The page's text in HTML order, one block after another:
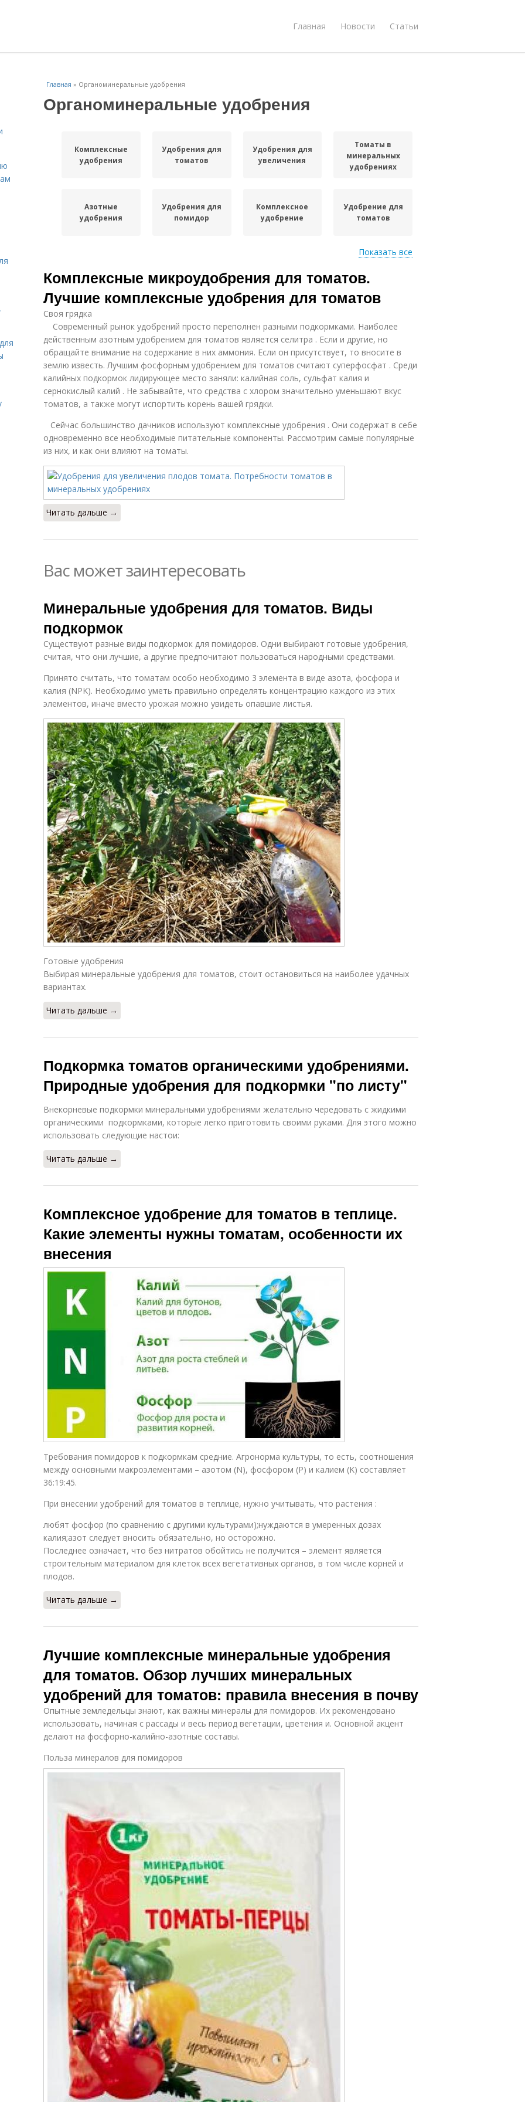
Главная Новости Статьи
Главная » Органоминеральные удобрения
Органоминеральные удобрения
Комплексные
удобрения
Удобрения для
томатов
Удобрения для
увеличения
Томаты в
минеральных
удобрениях
Азотные
удобрения
Удобрения для
помидор
Комплексное
удобрение
Удобрение для
томатов
Показать все
Комплексные микроудобрения для томатов.
Лучшие комплексные удобрения для томатов
Своя грядка
Современный рынок удобрений просто переполнен разными подкормками. Наиболее
действенным азотным удобрением для томатов является селитра . Если и другие, но
обращайте внимание на содержание в них аммония. Если он присутствует, то вносите в
землю известь. Лучшим фосфорным удобрением для томатов считают суперфосфат . Среди
калийных подкормок лидирующее место заняли: калийная соль, сульфат калия и
сернокислый калий . Не забывайте, что средства с хлором значительно уменьшают вкус
томатов, а также могут испортить корень вашей грядки.
Сейчас большинство дачников используют комплексные удобрения . Они содержат в себе
одновременно все необходимые питательные компоненты. Рассмотрим самые популярные
из них, и как они влияют на томаты.
Читать дальше →
Вас может заинтересовать
Минеральные удобрения для томатов. Виды
подкормок
Существуют разные виды подкормок для помидоров. Одни выбирают готовые удобрения,
считая, что они лучшие, а другие предпочитают пользоваться народными средствами.
Принято считать, что томатам особо необходимо 3 элемента в виде азота, фосфора и
калия (NPK). Необходимо уметь правильно определять концентрацию каждого из этих
элементов, иначе вместо урожая можно увидеть опавшие листья.
Готовые удобрения
Выбирая минеральные удобрения для томатов, стоит остановиться на наиболее удачных
вариантах.
Читать дальше →
Подкормка томатов органическими удобрениями.
Природные удобрения для подкормки "по листу"
Внекорневые подкормки минеральными удобрениями желательно чередовать с жидкими
органическими подкормками, которые легко приготовить своими руками. Для этого можно
использовать следующие настои:
Читать дальше →
Комплексное удобрение для томатов в теплице.
Какие элементы нужны томатам, особенности их
внесения
Требования помидоров к подкормкам средние. Агронорма культуры, то есть, соотношения
между основными макроэлементами – азотом (N), фосфором (P) и калием (K) составляет
36:19:45.
При внесении удобрений для томатов в теплице, нужно учитывать, что растения :
любят фосфор (по сравнению с другими культурами);нуждаются в умеренных дозах
калия;азот следует вносить обязательно, но осторожно.
Последнее означает, что без нитратов обойтись не получится – элемент является
строительным материалом для клеток всех вегетативных органов, в том числе корней и
плодов.
Читать дальше →
Лучшие комплексные минеральные удобрения
для томатов. Обзор лучших минеральных
удобрений для томатов: правила внесения в почву
Опытные земледельцы знают, как важны минералы для помидоров. Их рекомендовано
использовать, начиная с рассады и весь период вегетации, цветения и. Основной акцент
делают на фосфорно-калийно-азотные составы.
Польза минералов для помидоров